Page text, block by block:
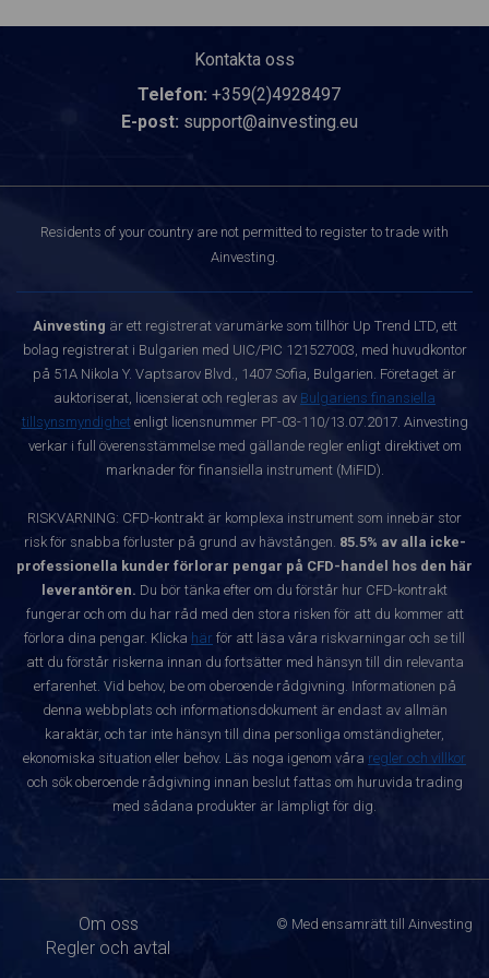
Kontakta oss
Telefon: +359(2)4928497
E-post: support@ainvesting.eu
Residents of your country are not permitted to register to trade with
Ainvesting.
Ainvesting är ett registrerat varumärke som tillhör Up Trend LTD, ett
bolag registrerat i Bulgarien med UIC/PIC 121527003, med huvudkontor
på 51A Nikola Y. Vaptsarov Blvd., 1407 Sofia, Bulgarien. Företaget är
auktoriserat, licensierat och regleras av Bulgariens finansiella
tillsynsmyndighetenligt licensnummer РГ-03-110/13.07.2017. Ainvesting
verkar i full överensstämmelse med gällande regler enligt direktivet om
marknader för finansiella instrument (MiFID).
RISKVARNING: CFD-kontrakt är komplexa instrument som innebär stor
risk för snabba förluster på grund av hävstången. 85.5% av alla icke-
professionella kunder förlorar pengar på CFD-handel hos den här
leverantören. Du bör tänka efter om du förstår hur CFD-kontrakt
fungerar och om du har råd med den stora risken för att du kommer att
förlora dina pengar. Klicka här för att läsa våra riskvarningar och se till
att du förstår riskerna innan du fortsätter med hänsyn till din relevanta
erfarenhet. Vid behov, be om oberoende rådgivning. Informationen på
denna webbplats och informationsdokument är endast av allmän
karaktär, och tar inte hänsyn till dina personliga omständigheter,
ekonomiska situation eller behov. Läs noga igenom våra regler och villkor
och sök oberoende rådgivning innan beslut fattas om huruvida trading
med sådana produkter är lämpligt för dig.
Om oss
Regler och avtal
© Med ensamrätt till Ainvesting